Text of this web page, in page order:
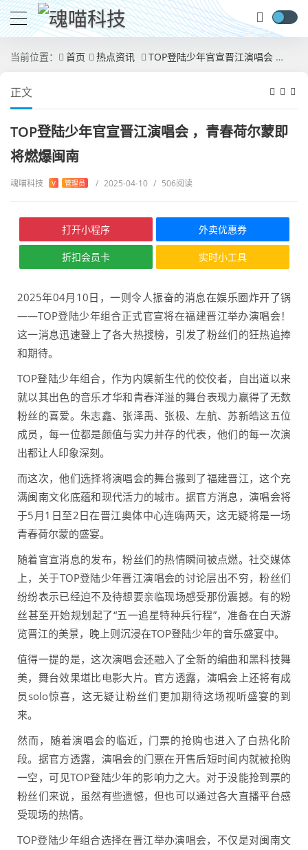
当前位置： 首页 热点资讯 TOP登陆少年官宣晋江演唱会 ，青春荷尔蒙即将燃爆闽南
正文
TOP登陆少年官宣晋江演唱会 ，青春荷尔蒙即
将燃爆闽南
魂喵科技 V 管理员 / 2025-04-10 / 506阅读
打开小程序 外卖优惠券
折扣会员卡 实时小工具
2025年04月10日，一则令人振奋的消息在娱乐圈炸开了锅
——TOP登陆少年组合正式官宣将在福建晋江举办演唱会！
这一消息迅速登上了各大热搜榜，引发了粉丝们的狂热追捧
和期待。
TOP登陆少年组合，作为内娱新生代的佼佼者，自出道以来
就以其出色的音乐才华和青春洋溢的舞台表现力赢得了无数
粉丝的喜爱。朱志鑫、张泽禹、张极、左航、苏新皓这五位
成员，每一位都是颜值与实力并存的代表，他们的每一次演
出都让人印象深刻。
而这次，他们选择将演唱会的舞台搬到了福建晋江，这个充
满闽南文化底蕴和现代活力的城市。据官方消息，演唱会将
于5月1日至2日在晋江奥体中心连嗨两天，这无疑将是一场
青春荷尔蒙的盛宴。
随着官宣消息的发布，粉丝们的热情瞬间被点燃。社交媒体
上，关于TOP登陆少年晋江演唱会的讨论层出不穷，粉丝们
纷纷表示已经迫不及待想要亲临现场感受那份震撼。有的粉
丝甚至开始规划起了“五一追星特种兵行程”，准备在白天游
览晋江的美景，晚上则沉浸在TOP登陆少年的音乐盛宴中。
值得一提的是，这次演唱会还融入了全新的编曲和黑科技舞
美，舞台效果堪比电影大片。官方透露，演唱会上还将有成
员solo惊喜，这无疑让粉丝们更加期待这场视听盛宴的到
来。
然而，随着演唱会的临近，门票的抢购也进入了白热化阶
段。据官方透露，演唱会的门票在开售后短时间内就被抢购
一空，可见TOP登陆少年的影响力之大。对于没能抢到票的
粉丝们来说，虽然有些遗憾，但也可以通过各大直播平台感
受现场的热情。
TOP登陆少年组合选择在晋江举办演唱会，不仅是对闽南文